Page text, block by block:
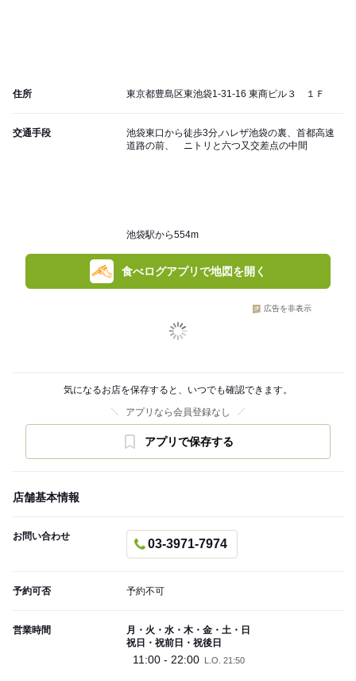
住所 東京都豊島区東池袋1-31-16 東商ビル３ １Ｆ
交通手段
池袋東口から徒歩3分,ハレザ池袋の裏、首都高速
道路の前、 ニトリと六つ又交差点の中間
池袋駅から554m
食べログアプリで地図を開く
広告を非表示
気になるお店を保存すると、いつでも確認できます。
アプリなら会員登録なし
アプリで保存する
店舗基本情報
お問い合わせ
03-3971-7974
予約可否 予約不可
営業時間
月・火・水・木・金・土・日
祝日・祝前日・祝後日
11:00 - 22:00 L.O. 21:50